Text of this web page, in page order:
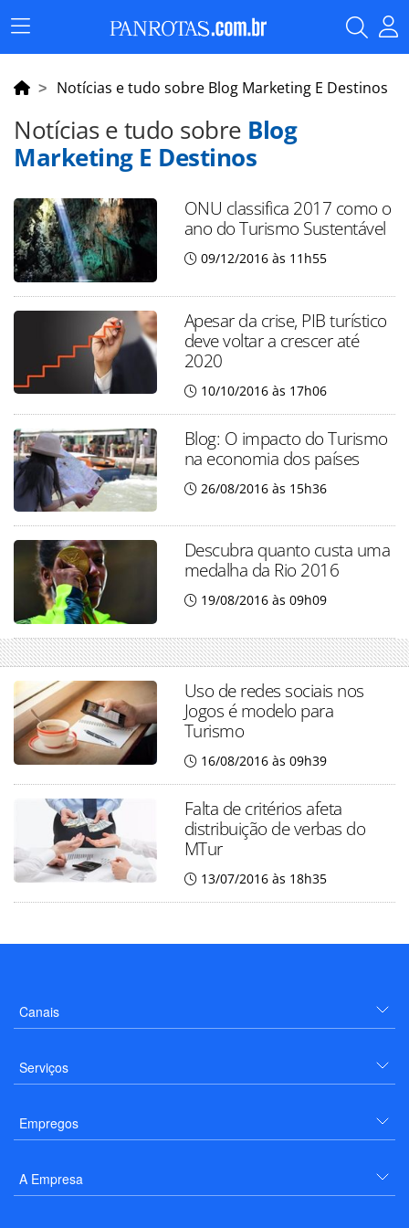
Menu
Principal
Notícias e tudo sobre Blog Marketing E Destinos
Notícias e tudo sobre Blog
Marketing E Destinos
ONU classifica 2017 como o
ano do Turismo Sustentável
09/12/2016 às 11h55
Apesar da crise, PIB turístico
deve voltar a crescer até
2020
10/10/2016 às 17h06
Blog: O impacto do Turismo
na economia dos países
26/08/2016 às 15h36
Descubra quanto custa uma
medalha da Rio 2016
19/08/2016 às 09h09
Uso de redes sociais nos
Jogos é modelo para
Turismo
16/08/2016 às 09h39
Falta de critérios afeta
distribuição de verbas do
MTur
13/07/2016 às 18h35
Canais
Serviços
Empregos
A Empresa